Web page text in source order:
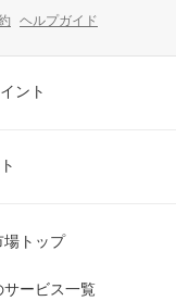
ヘルプガイド
ント
場トップ
サービス一覧